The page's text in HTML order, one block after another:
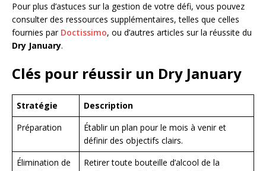
Pour plus d’astuces sur la gestion de votre défi, vous pouvez
consulter des ressources supplémentaires, telles que celles
fournies par Doctissimo, ou d’autres articles sur la réussite du
Dry January.
Clés pour réussir un Dry January
Stratégie
Description
Préparation
Établir un plan pour le mois à venir et
définir des objectifs clairs.
Élimination de
Retirer toute bouteille d’alcool de la